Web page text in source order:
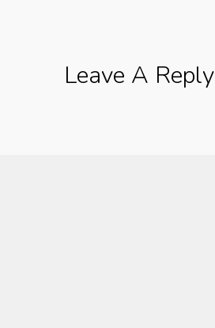
Leave A Reply